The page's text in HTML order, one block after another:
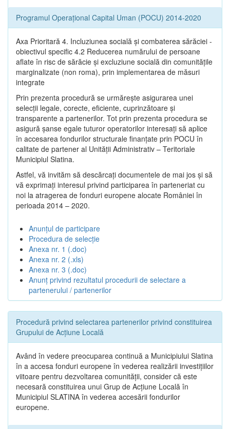
Programul Operațional Capital Uman (POCU) 2014-2020
Axa Prioritară 4. Incluziunea socială și combaterea sărăciei -
obiectivul specific 4.2 Reducerea numărului de persoane
aflate în risc de sărăcie și excluziune socială din comunitățile
marginalizate (non roma), prin implementarea de măsuri
integrate
Prin prezenta procedură se urmăreşte asigurarea unei
selecții legale, corecte, eficiente, cuprinzătoare şi
transparente a partenerilor. Tot prin prezenta procedura se
asigură şanse egale tuturor operatorilor interesaţi să aplice
în accesarea fondurilor structurale finanţate prin POCU în
calitate de partener al Unității Administrativ – Teritoriale
Municipiul Slatina.
Astfel, vă invităm să descărcați documentele de mai jos și să
vă exprimați interesul privind participarea în parteneriat cu
noi la atragerea de fonduri europene alocate României în
perioada 2014 – 2020.
Anunțul de participare
Procedura de selecție
Anexa nr. 1 (.doc)
Anexa nr. 2 (.xls)
Anexa nr. 3 (.doc)
Anunț privind rezultatul procedurii de selectare a
partenerului / partenerilor
Procedură privind selectarea partenerilor privind constituirea
Grupului de Acțiune Locală
Având în vedere preocuparea continuă a Municipiului Slatina
în a accesa fonduri europene în vederea realizării investițiilor
viitoare pentru dezvoltarea comunității, consider că este
necesară constituirea unui Grup de Acțiune Locală în
Municipiul SLATINA în vederea accesării fondurilor
europene.